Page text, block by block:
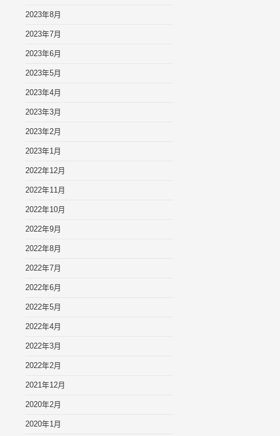
2023年8月
2023年7月
2023年6月
2023年5月
2023年4月
2023年3月
2023年2月
2023年1月
2022年12月
2022年11月
2022年10月
2022年9月
2022年8月
2022年7月
2022年6月
2022年5月
2022年4月
2022年3月
2022年2月
2021年12月
2020年2月
2020年1月